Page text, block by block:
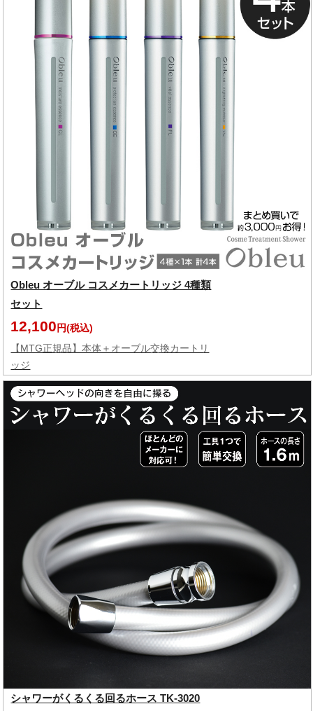
Obleu オーブル コスメカートリッジ 4種類
セット
12,100 円(税込)
【MTG正規品】本体＋オーブル交換カートリ
ッジ
シャワーがくるくる回るホース TK-3020